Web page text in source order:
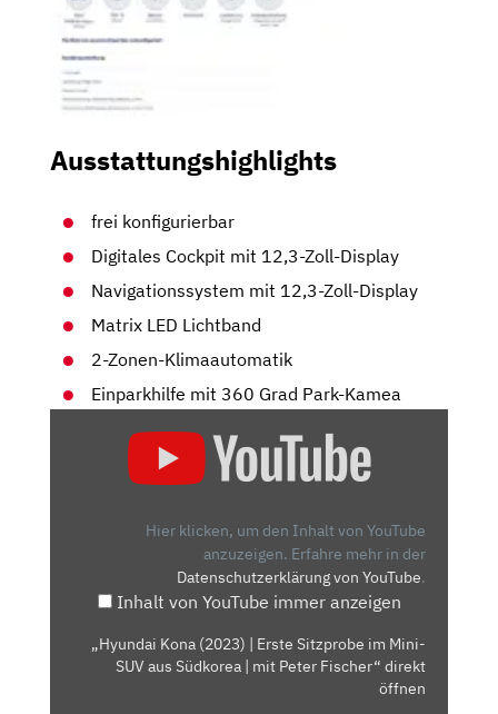
Ausstattungshighlights
frei konfigurierbar
Digitales Cockpit mit 12,3-Zoll-Display
Navigationssystem mit 12,3-Zoll-Display
Matrix LED Lichtband
2-Zonen-Klimaautomatik
Einparkhilfe mit 360 Grad Park-Kamea
Hier klicken, um den Inhalt von YouTube
anzuzeigen. Erfahre mehr in der
Datenschutzerklärung von YouTube.
Inhalt von YouTube immer anzeigen
„Hyundai Kona (2023) | Erste Sitzprobe im Mini-
SUV aus Südkorea | mit Peter Fischer“ direkt
öffnen